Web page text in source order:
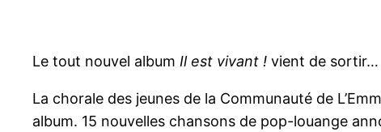
Le tout nouvel album Il est vivant ! vient de sortir…
La chorale des jeunes de la Communauté de
album. 15 nouvelles chansons de pop-louange